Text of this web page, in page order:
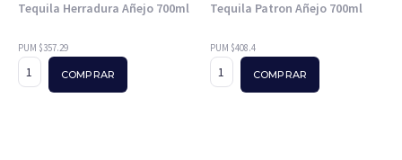
Tequila Herradura Añejo 700ml
PUM $357.29
COMPRAR
Tequila Patron Añejo 700ml
PUM $408.4
COMPRAR